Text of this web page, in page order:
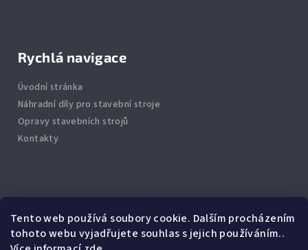
Tento web používá soubory cookie. Dalším procházením
tohoto webu vyjadřujete souhlas s jejich používáním..
Rychlá navigace
Úvodní stránka
Náhradní díly pro stavební stroje
Opravy stavebních strojů
Kontakty
Jak nakupovat